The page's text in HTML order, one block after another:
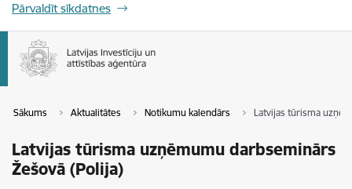
Pārvaldīt sīkdatnes
Sākums Aktualitātes Notikumu kalendārs Latvijas tūrisma
Latvijas tūrisma uzņēmumu darbseminārs
Žešovā (Polija)